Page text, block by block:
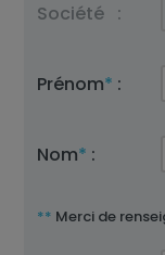
Société :
Prénom* :
Nom* :
** Merci de